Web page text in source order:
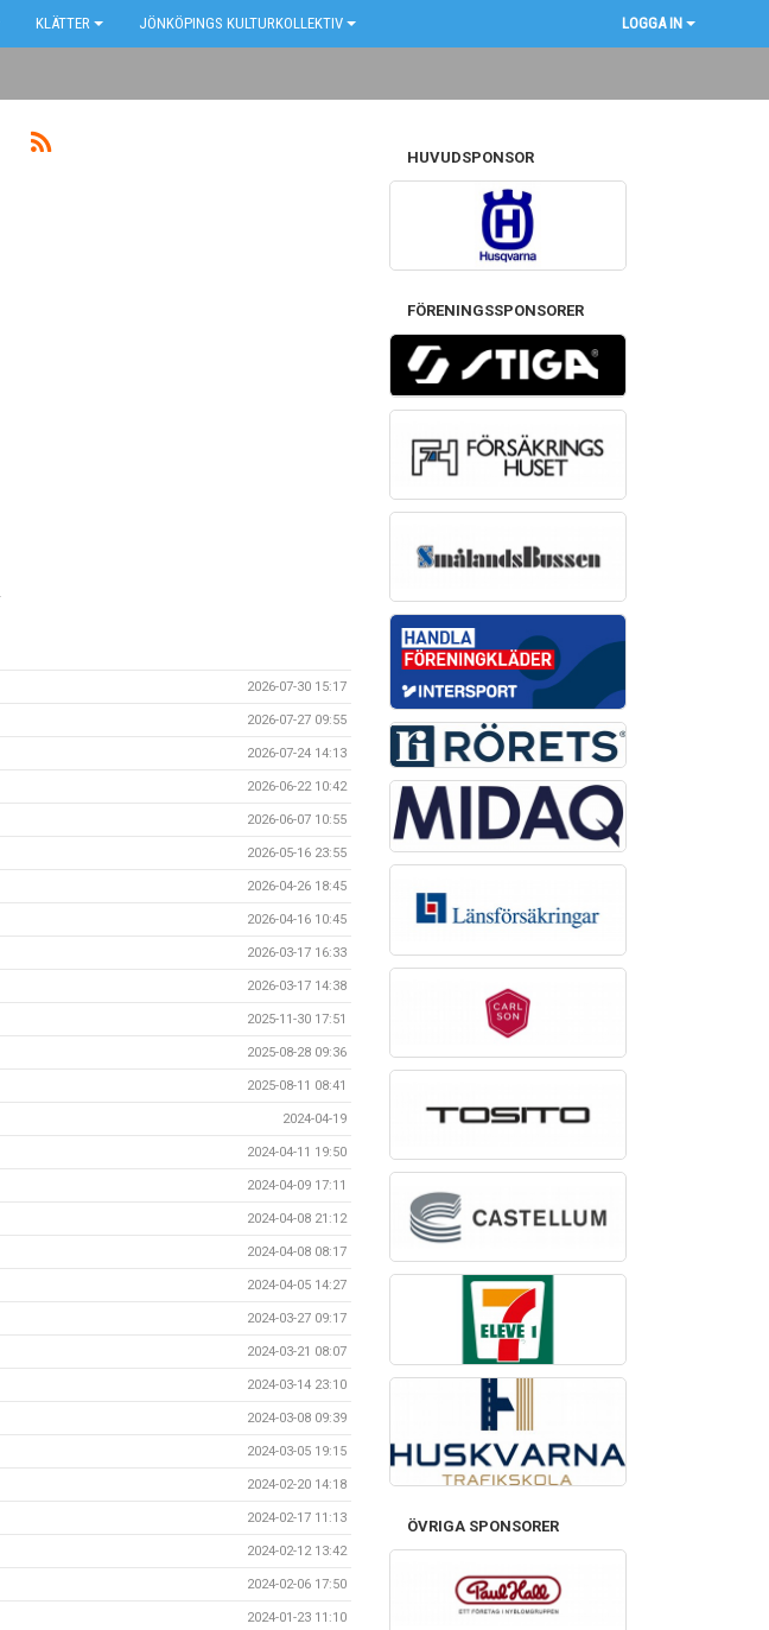
KLÄTTER JÖNKÖPINGS KULTURKOLLEKTIV LOGGA IN
2026-07-30 15:17
2026-07-27 09:55
2026-07-24 14:13
2026-06-22 10:42
2026-06-07 10:55
2026-05-16 23:55
2026-04-26 18:45
2026-04-16 10:45
2026-03-17 16:33
2026-03-17 14:38
2025-11-30 17:51
2025-08-28 09:36
2025-08-11 08:41
2024-04-19
2024-04-11 19:50
2024-04-09 17:11
2024-04-08 21:12
2024-04-08 08:17
2024-04-05 14:27
2024-03-27 09:17
2024-03-21 08:07
2024-03-14 23:10
2024-03-08 09:39
2024-03-05 19:15
2024-02-20 14:18
2024-02-17 11:13
2024-02-12 13:42
2024-02-06 17:50
2024-01-23 11:10
HUVUDSPONSOR
FÖRENINGSSPONSORER
ÖVRIGA SPONSORER